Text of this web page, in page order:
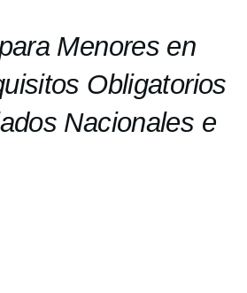
Menores en
Obligatorios
Nacionales e